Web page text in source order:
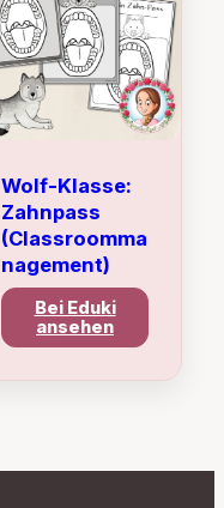
Wolf-Klasse:
Zahnpass
(Classroomma
nagement)
Bei Eduki
ansehen